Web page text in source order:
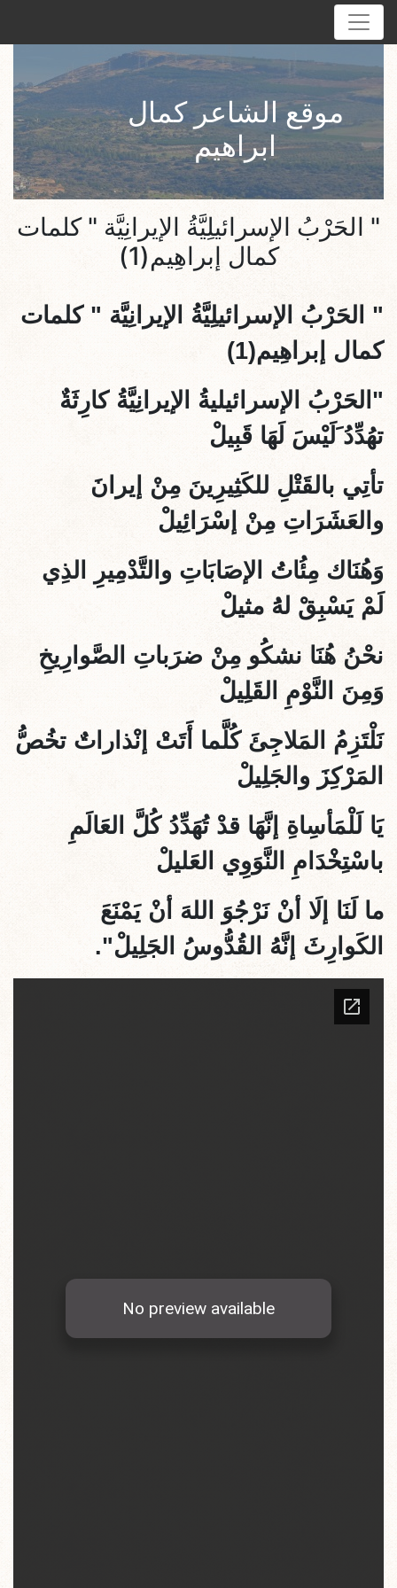
موقع الشاعر كمال
ابراهيم
" الحَرْبُ الإسرائيلِيَّةُ الإيرانِيَّة " كلمات
كمال إبراهِيم(1)
" الحَرْبُ الإسرائيلِيَّةُ الإيرانِيَّة " كلمات
كمال إبراهِيم(1)
"الحَرْبُ الإسرائيليةُ الإيرانِيَّةُ كارِثَةٌ
تهُدِّدُ َلَيْسَ لَهَا قَبِيلْ
تأتِي بالقَتْلِ للكَثِيرِينَ مِنْ إيرانَ
والعَشَرَاتِ مِنْ إسْرَائِيلْ
وَهُنَاك مِئُاتُ الإصَابَاتِ والتَّدْمِيرِ الذِي
لَمْ يَسْبِقْ لهَُ مثيلْ
نحْنُ هُنَا نشكُو مِنْ ضرَباتِ الصَّوارِيخِ
وَمِنَ النَّوْمِ القَلِيلْ
نَلْتَزِمُ المَلاجِئَ كُلَّما أَتَتْ إنْذاراتٌ تخُصُّ
المَرْكِزَ والجَلِيلْ
يَا لَلْمَأسِاةِ إنَّهَا قدْ تُهَدِّدُ كُلَّ العَالَمِ
باسْتِخْدَامِ النَّوَوِي العَليلْ
ما لَنَا إلَا أنْ نَرْجُوَ اللهَ أنْ يَمْنَعَ
الكَوارِثَ إنَّهُ القُدُّوسُ الجَلِيلْ".